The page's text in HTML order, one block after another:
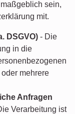
sein,
mit.
DSGVO) - Die
in die
mehrere
Anfragen
Verarbeitung ist